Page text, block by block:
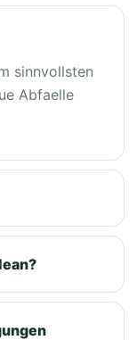
sinnvollsten
Abfaelle